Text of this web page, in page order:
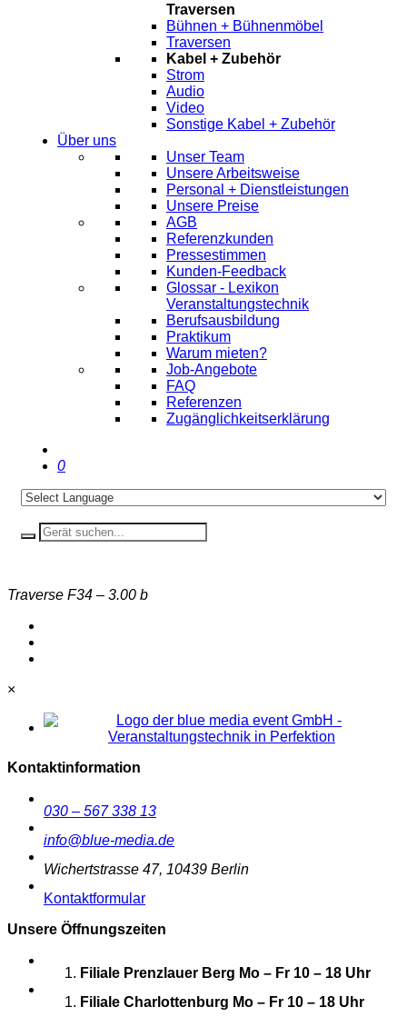
Traversen
Bühnen + Bühnenmöbel
Traversen
Kabel + Zubehör
Strom
Audio
Video
Sonstige Kabel + Zubehör
Über uns
Unser Team
Unsere Arbeitsweise
Personal + Dienstleistungen
Unsere Preise
AGB
Referenzkunden
Pressestimmen
Kunden-Feedback
Glossar - Lexikon
Veranstaltungstechnik
Berufsausbildung
Praktikum
Warum mieten?
Job-Angebote
FAQ
Referenzen
Zugänglichkeitserklärung
0
Traverse F34 – 3.00 b
×
Kontaktinformation
030 – 567 338 13
info@blue-media.de
Wichertstrasse 47, 10439 Berlin
Kontaktformular
Unsere Öffnungszeiten
Filiale Prenzlauer Berg Mo – Fr 10 – 18 Uhr
Filiale Charlottenburg Mo – Fr 10 – 18 Uhr